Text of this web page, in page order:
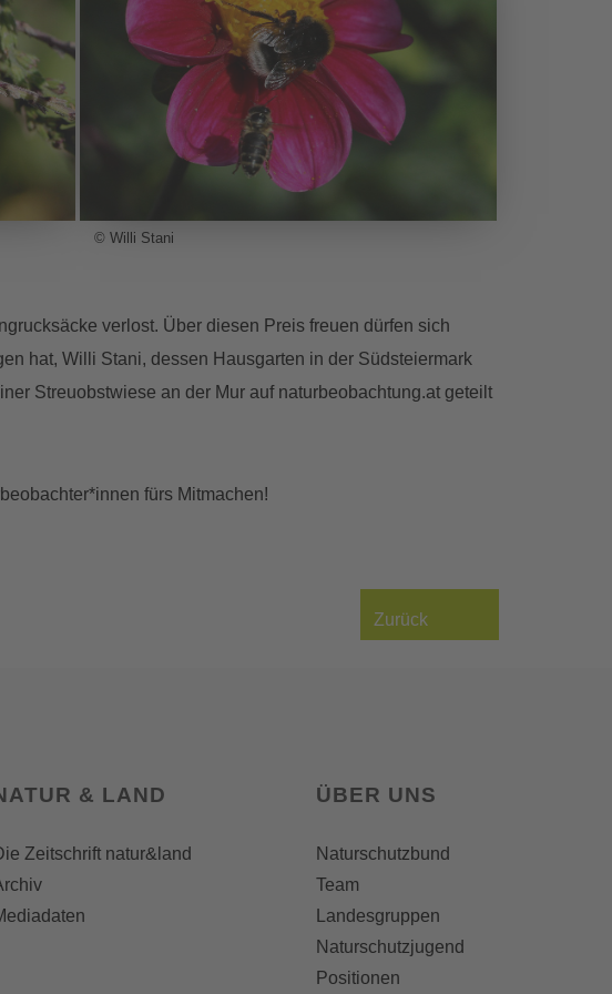
© Willi Stani
verlost. Über diesen Preis freuen dürfen sich
hat, Willi Stani, dessen Hausgarten in der Südsteiermark
Streuobstwiese an der Mur auf naturbeobachtung.at geteilt
fürs Mitmachen!
Zurück
& LAND
Zeitschrift natur&land
ÜBER UNS
Naturschutzbund
Team
Landesgruppen
Naturschutzjugend
Positionen